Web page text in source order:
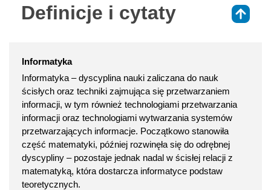
Definicje i cytaty
Informatyka
Informatyka – dyscyplina nauki zaliczana do nauk
ścisłych oraz techniki zajmująca się przetwarzaniem
informacji, w tym również technologiami przetwarzania
informacji oraz technologiami wytwarzania systemów
przetwarzających informacje. Początkowo stanowiła
część matematyki, później rozwinęła się do odrębnej
dyscypliny – pozostaje jednak nadal w ścisłej relacji z
matematyką, która dostarcza informatyce podstaw
teoretycznych.